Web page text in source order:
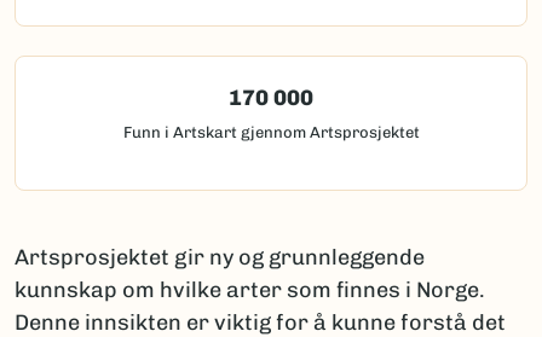
170 000
Funn i Artskart gjennom Artsprosjektet
Artsprosjektet gir ny og grunnleggende
kunnskap om hvilke arter som finnes i Norge.
Denne innsikten er viktig for å kunne forstå det